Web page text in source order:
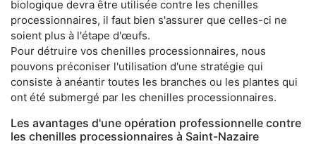
biologique devra être utilisée contre les chenilles
processionnaires, il faut bien s'assurer que celles-ci ne
soient plus à l'étape d'œufs.
Pour détruire vos chenilles processionnaires, nous
pouvons préconiser l'utilisation d'une stratégie qui
consiste à anéantir toutes les branches ou les plantes qui
ont été submergé par les chenilles processionnaires.
Les avantages d'une opération professionnelle contre
les chenilles processionnaires à Saint-Nazaire